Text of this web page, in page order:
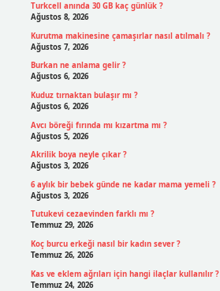
Turkcell anında 30 GB kaç günlük ?
Ağustos 8, 2026
Kurutma makinesine çamaşırlar nasıl atılmalı ?
Ağustos 7, 2026
Burkan ne anlama gelir ?
Ağustos 6, 2026
Kuduz tırnaktan bulaşır mı ?
Ağustos 6, 2026
Avcı böreği fırında mı kızartma mı ?
Ağustos 5, 2026
Akrilik boya neyle çıkar ?
Ağustos 3, 2026
6 aylık bir bebek günde ne kadar mama yemeli ?
Ağustos 3, 2026
Tutukevi cezaevinden farklı mı ?
Temmuz 29, 2026
Koç burcu erkeği nasıl bir kadın sever ?
Temmuz 26, 2026
Kas ve eklem ağrıları için hangi ilaçlar kullanılır ?
Temmuz 24, 2026